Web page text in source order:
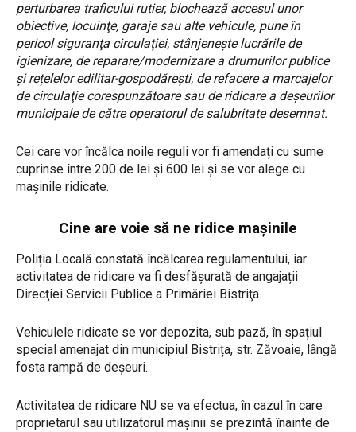
perturbarea traficului rutier, blochează accesul unor
obiective, locuinţe, garaje sau alte vehicule, pune în
pericol siguranţa circulaţiei, stânjeneşte lucrările de
igienizare, de reparare/modernizare a drumurilor publice
și rețelelor edilitar-gospodărești, de refacere a marcajelor
de circulaţie corespunzătoare sau de ridicare a deșeurilor
municipale de către operatorul de salubritate desemnat.
Cei care vor încălca noile reguli vor fi amendați cu sume
cuprinse între 200 de lei și 600 lei și se vor alege cu
mașinile ridicate.
Cine are voie să ne ridice mașinile
Poliția Locală constată încălcarea regulamentului, iar
activitatea de ridicare va fi desfășurată de angajații
Direcţiei Servicii Publice a Primăriei Bistriţa.
Vehiculele ridicate se vor depozita, sub pază, în spațiul
special amenajat din municipiul Bistrița, str. Zăvoaie, lângă
fosta rampă de deșeuri.
Activitatea de ridicare NU se va efectua, în cazul în care
proprietarul sau utilizatorul mașinii se prezintă înainte de